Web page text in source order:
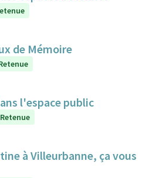
de Mémoire
l'espace public
Retenue
à Villeurbanne, ça vous